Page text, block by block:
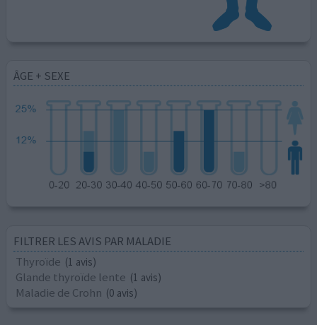
ÂGE + SEXE
FILTRER LES AVIS PAR MALADIE
Thyroïde (1 avis)
Glande thyroïde lente (1 avis)
Maladie de Crohn (0 avis)